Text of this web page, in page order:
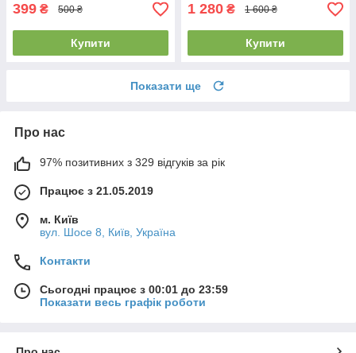
399 ₴ 500 ₴
Купити
1 280 ₴ 1 600 ₴
Купити
Показати ще
Про нас
97% позитивних з 329 відгуків за рік
Працює з 21.05.2019
м. Київ
вул. Шосе 8, Київ, Україна
Контакти
Сьогодні працює з 00:01 до 23:59
Показати весь графік роботи